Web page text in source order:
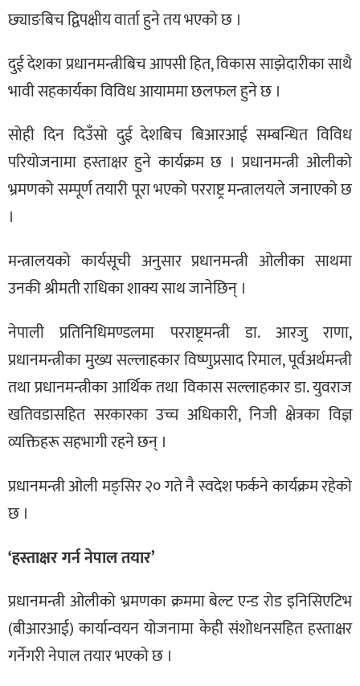
छ्याङबिच द्विपक्षीय वार्ता हुने तय भएको छ ।
दुई देशका प्रधानमन्त्रीबिच आपसी हित, विकास साझेदारीका साथै
भावी सहकार्यका विविध आयाममा छलफल हुने छ ।
सोही दिन दिउँसो दुई देशबिच बिआरआई सम्बन्धित विविध
परियोजनामा हस्ताक्षर हुने कार्यक्रम छ । प्रधानमन्त्री ओलीको
भ्रमणको सम्पूर्ण तयारी पूरा भएको परराष्ट्र मन्त्रालयले जनाएको छ
।
मन्त्रालयको कार्यसूची अनुसार प्रधानमन्त्री ओलीका साथमा
उनकी श्रीमती राधिका शाक्य साथ जानेछिन् ।
नेपाली प्रतिनिधिमण्डलमा परराष्ट्रमन्त्री डा. आरजु राणा,
प्रधानमन्त्रीका मुख्य सल्लाहकार विष्णुप्रसाद रिमाल, पूर्वअर्थमन्त्री
तथा प्रधानमन्त्रीका आर्थिक तथा विकास सल्लाहकार डा. युवराज
खतिवडासहित सरकारका उच्च अधिकारी, निजी क्षेत्रका विज्ञ
व्यक्तिहरू सहभागी रहने छन् ।
प्रधानमन्त्री ओली मङ्सिर २० गते नै स्वदेश फर्कने कार्यक्रम रहेको
छ ।
‘हस्ताक्षर गर्न नेपाल तयार’
प्रधानमन्त्री ओलीको भ्रमणका क्रममा बेल्ट एन्ड रोड इनिसिएटिभ
(बीआरआई) कार्यान्वयन योजनामा केही संशोधनसहित हस्ताक्षर
गर्नेगरी नेपाल तयार भएको छ ।